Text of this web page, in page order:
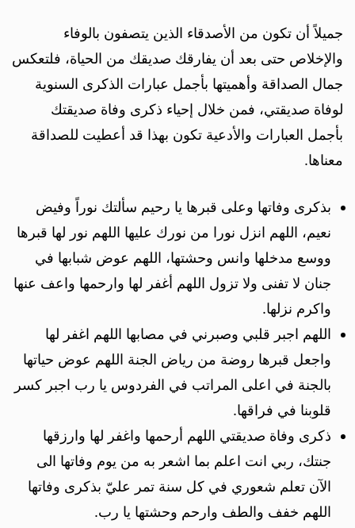
جميلاً أن تكون من الأصدقاء الذين يتصفون بالوفاء
والإخلاص حتى بعد أن يفارقك صديقك من الحياة، فلتعكس
جمال الصداقة وأهميتها بأجمل عبارات الذكرى السنوية
لوفاة صديقتي، فمن خلال إحياء ذكرى وفاة صديقتك
بأجمل العبارات والأدعية تكون بهذا قد أعطيت للصداقة
معناها.
بذكرى وفاتها وعلى قبرها يا رحيم سألتك نوراً وفيض
نعيم، اللهم انزل نورا من نورك عليها اللهم نور لها قبرها
ووسع مدخلها وانس وحشتها، اللهم عوض شبابها في
جنان لا تفنى ولا تزول اللهم أغفر لها وارحمها واعف عنها
واكرم نزلها.
اللهم اجبر قلبي وصبرني في مصابها اللهم اغفر لها
واجعل قبرها روضة من رياض الجنة اللهم عوض حياتها
بالجنة في اعلى المراتب في الفردوس يا رب اجبر كسر
قلوبنا في فراقها.
ذكرى وفاة صديقتي اللهم أرحمها واغفر لها وارزقها
جنتك، ربي انت اعلم بما اشعر به من يوم وفاتها الى
الآن تعلم شعوري في كل سنة تمر عليّ بذكرى وفاتها
اللهم خفف والطف وارحم وحشتها يا رب.